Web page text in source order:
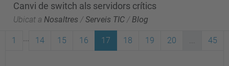
Canvi de switch als servidors crítics
Ubicat a Nosaltres /Serveis TIC /Blog
1 14 15 16 17 18 19 20 ... 45